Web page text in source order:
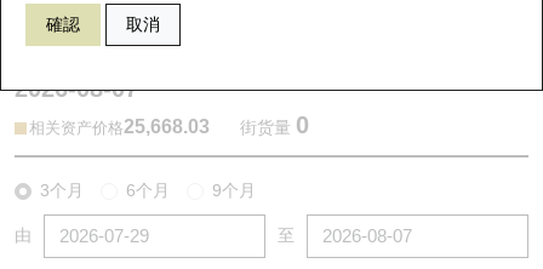
確認 取消
2026-08-07
相关资产价格25,668.03 街货量 0
3个月 6个月 9个月
由 至
认股证到期结算价查找
认股证分析仪
正股牛熊证列表
新发行瑞银牛熊证
资金流
街货统计
国指成份股
科指成份股
认股证投资者教育
牛熊证投资者教育